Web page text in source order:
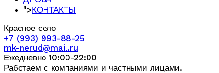
">КОНТАКТЫ
Красное село
+7 (993) 993-88-25
mk-nerud@mail.ru
Ежедневно 10:00-22:00
Работаем с компаниями и частными лицами.